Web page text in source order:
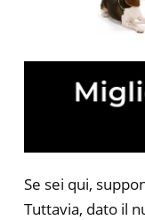
Se sei qui,
Tuttavia, dato il